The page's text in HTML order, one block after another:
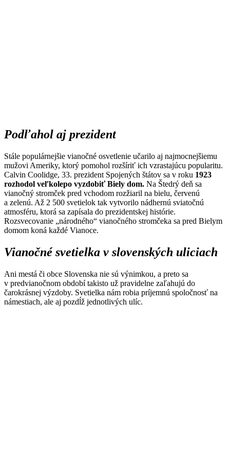
Podľahol aj prezident
Stále populárnejšie vianočné osvetlenie učarilo aj najmocnejšiemu
mužovi Ameriky, ktorý pomohol rozšíriť ich vzrastajúcu popularitu.
Calvin Coolidge, 33. prezident Spojených štátov sa v roku 1923
rozhodol veľkolepo vyzdobiť Biely dom. Na Štedrý deň sa
vianočný stromček pred vchodom rozžiaril na bielu, červenú
a zelenú. Až 2 500 svetielok tak vytvorilo nádhernú sviatočnú
atmosféru, ktorá sa zapísala do prezidentskej histórie.
Rozsvecovanie „národného“ vianočného stromčeka sa pred Bielym
domom koná každé Vianoce.
Vianočné svetielka v slovenských uliciach
Ani mestá či obce Slovenska nie sú výnimkou, a preto sa
v predvianočnom období takisto už pravidelne zaľahujú do
čarokrásnej výzdoby. Svetielka nám robia príjemnú spoločnosť na
námestiach, ale aj pozdĺž jednotlivých ulíc.